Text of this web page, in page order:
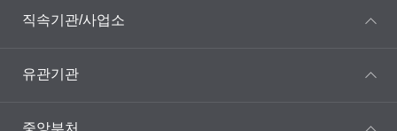
직속기관/사업소
유관기관